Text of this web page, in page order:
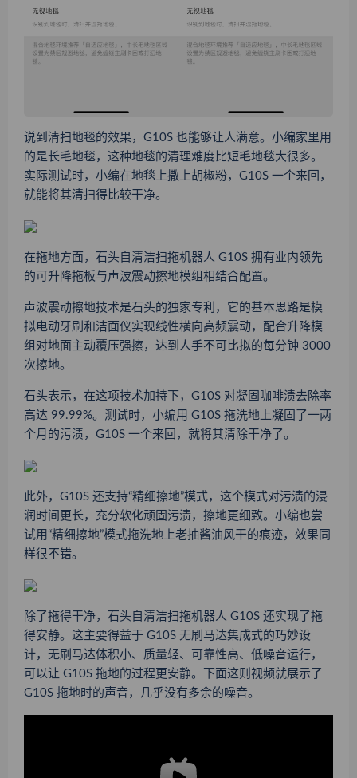
说到清扫地毯的效果，G10S 也能够让人满意。小编家里用
的是长毛地毯，这种地毯的清理难度比短毛地毯大很多。
实际测试时，小编在地毯上撒上胡椒粉，G10S 一个来回，
就能将其清扫得比较干净。
在拖地方面，石头自清洁扫拖机器人 G10S 拥有业内领先
的可升降拖板与声波震动擦地模组相结合配置。
声波震动擦地技术是石头的独家专利，它的基本思路是模
拟电动牙刷和洁面仪实现线性横向高频震动，配合升降模
组对地面主动覆压强擦，达到人手不可比拟的每分钟 3000
次擦地。
石头表示，在这项技术加持下，G10S 对凝固咖啡渍去除率
高达 99.99%。测试时，小编用 G10S 拖洗地上凝固了一两
个月的污渍，G10S 一个来回，就将其清除干净了。
此外，G10S 还支持“精细擦地”模式，这个模式对污渍的浸
润时间更长，充分软化顽固污渍，擦地更细致。小编也尝
试用“精细擦地”模式拖洗地上老抽酱油风干的痕迹，效果同
样很不错。
除了拖得干净，石头自清洁扫拖机器人 G10S 还实现了拖
得安静。这主要得益于 G10S 无刷马达集成式的巧妙设
计，无刷马达体积小、质量轻、可靠性高、低噪音运行，
可以让 G10S 拖地的过程更安静。下面这则视频就展示了
G10S 拖地时的声音，几乎没有多余的噪音。